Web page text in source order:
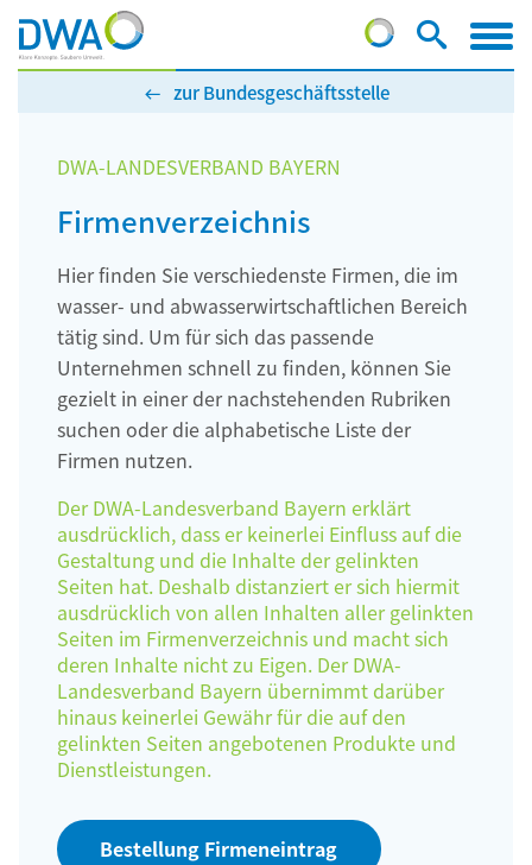
zur Bundesgeschäftsstelle
DWA-LANDESVERBAND BAYERN
Firmenverzeichnis
Hier finden Sie verschiedenste Firmen, die im
wasser- und abwasserwirtschaftlichen Bereich
tätig sind. Um für sich das passende
Unternehmen schnell zu finden, können Sie
gezielt in einer der nachstehenden Rubriken
suchen oder die alphabetische Liste der
Firmen nutzen.
Der DWA-Landesverband Bayern erklärt
ausdrücklich, dass er keinerlei Einfluss auf die
Gestaltung und die Inhalte der gelinkten
Seiten hat. Deshalb distanziert er sich hiermit
ausdrücklich von allen Inhalten aller gelinkten
Seiten im Firmenverzeichnis und macht sich
deren Inhalte nicht zu Eigen. Der DWA-
Landesverband Bayern übernimmt darüber
hinaus keinerlei Gewähr für die auf den
gelinkten Seiten angebotenen Produkte und
Dienstleistungen.
Bestellung Firmeneintrag